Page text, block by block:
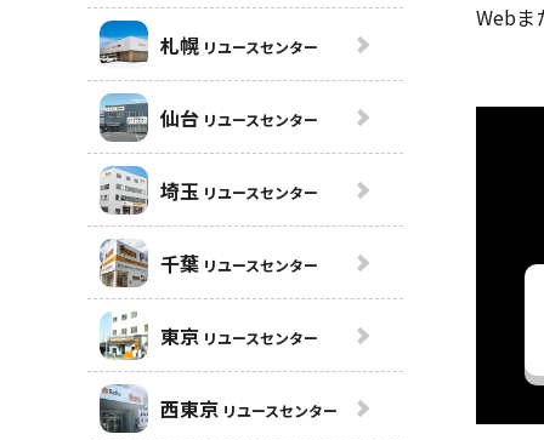
Webま
札幌 リユースセンター
仙台 リユースセンター
埼玉 リユースセンター
千葉 リユースセンター
東京 リユースセンター
西東京 リユースセンター